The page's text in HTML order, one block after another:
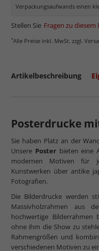
Verpackungsaufwands einen
Stellen Sie Fragen zu
*Alle Preise inkl. MwSt. zzgl.
Artikelbeschreibung
Posterdrucke
Sie haben Platz an der
Unsere Poster bieten eine
modernen Motiven für
Kunstwerken über antike
Fotografien.
Die Bilderdrucke werden
Massivholzrahmen aus
hochwertige
ohne ihm die Show zu
Rahmengrößen und
verschiedenen Motiven zu